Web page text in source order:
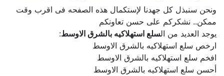
ونحن سنبذل كل جهدنا لإستكمال هذه الصفحه فى اقرب وقت
ممكن.. نشكركم على حسن تعاونكم
يوجد العديد من ال سلع استهلاكيه بالشرق الاوسط:
ارخص سلع استهلاكيه بالشرق الاوسط
افخم سلع استهلاكيه بالشرق الاوسط
أحسن سلع استهلاكيه بالشرق الاوسط